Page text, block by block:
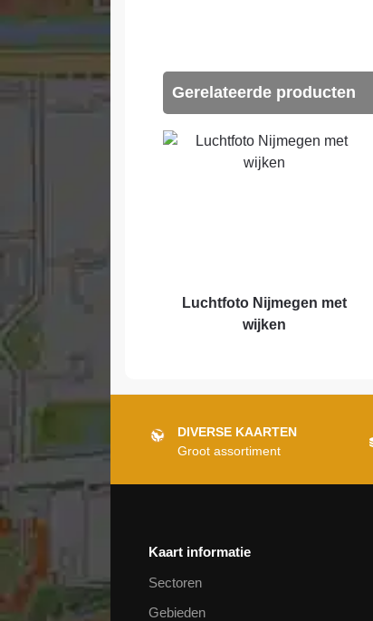
Gerelateerde producten
Luchtfoto Nijmegen met
wijken
DIVERSE KAARTEN
Groot assortiment
Kaart informatie
Sectoren
Gebieden